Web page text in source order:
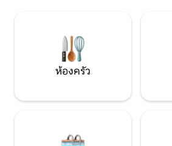
สามารถชื่นชมวิวทิวทัศน์ที่น่าทึ่งของภูเขา
รวมถึงสเนซกาที่สง่างาม
ห้องครัว